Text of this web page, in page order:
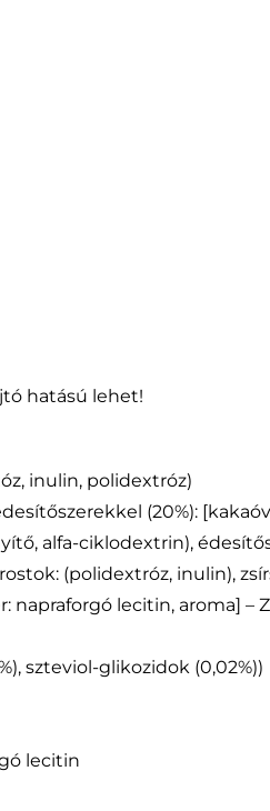
hatású lehet!
inulin, polidextróz)
(20%):
alfa-ciklodextrin),
(polidextróz, inulin),
napraforgó lecitin, aroma] –
szteviol-glikozidok (0,02%))
lecitin